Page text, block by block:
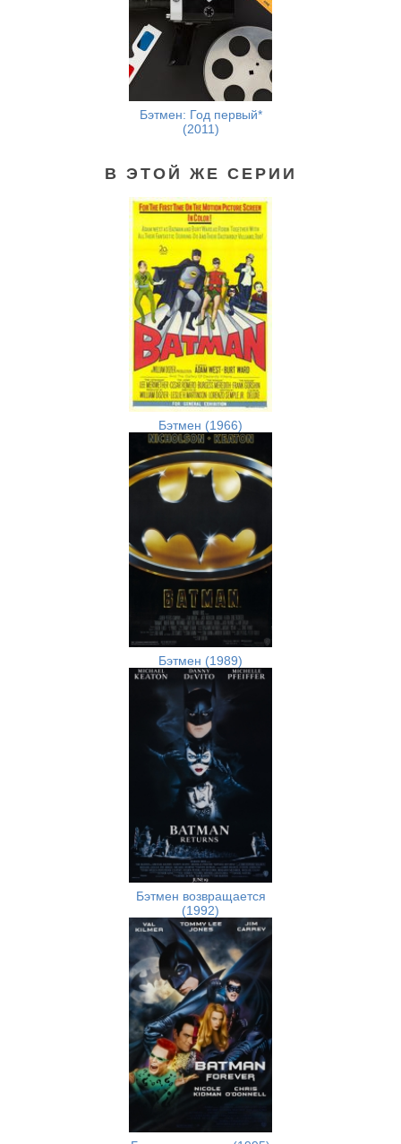
Бэтмен: Год первый*
(2011)
В ЭТОЙ ЖЕ СЕРИИ
Бэтмен (1966)
Бэтмен (1989)
Бэтмен возвращается
(1992)